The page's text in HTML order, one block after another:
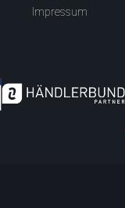
Impressum